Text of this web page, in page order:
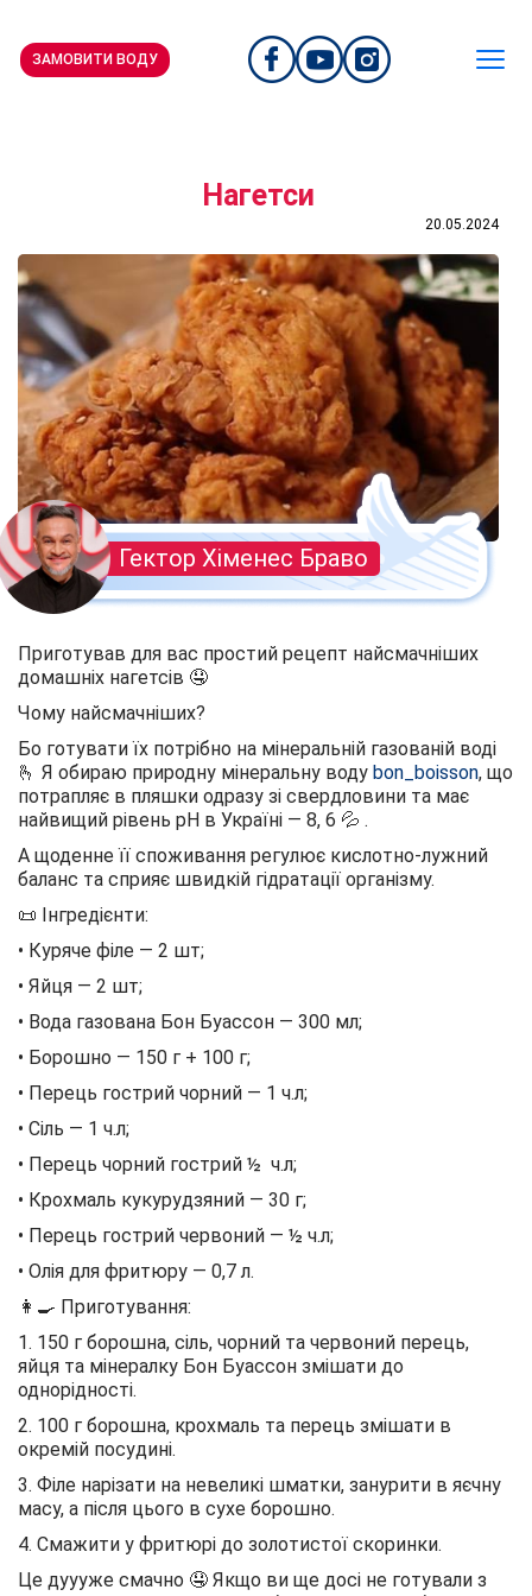
ЗАМОВИТИ ВОДУ
Нагетси
20.05.2024
Гектор Хіменес Браво
Приготував для вас простий рецепт найсмачніших
домашніх нагетсів 🤤
Чому найсмачніших?
Бо готувати їх потрібно на мінеральній газованій воді
🫰 Я обираю природну мінеральну воду bon_boisson, що
потрапляє в пляшки одразу зі свердловини та має
найвищий рівень pH в Україні — 8, 6 💦 .
А щоденне її споживання регулює кислотно-лужний
баланс та сприяє швидкій гідратації організму.
📜 Інгредієнти:
• Куряче філе — 2 шт;
• Яйця — 2 шт;
• Вода газована Бон Буассон — 300 мл;
• Борошно — 150 г + 100 г;
• Перець гострий чорний — 1 ч.л;
• Сіль — 1 ч.л;
• Перець чорний гострий ½ ч.л;
• Крохмаль кукурудзяний — 30 г;
• Перець гострий червоний — ½ ч.л;
• Олія для фритюру — 0,7 л.
👩‍🍳 Приготування:
1. 150 г борошна, сіль, чорний та червоний перець,
яйця та мінералку Бон Буассон змішати до
однорідності.
2. 100 г борошна, крохмаль та перець змішати в
окремій посудині.
3. Філе нарізати на невеликі шматки, занурити в яєчну
масу, а після цього в сухе борошно.
4. Смажити у фритюрі до золотистої скоринки.
Це дуууже смачно 🤤 Якщо ви ще досі не готували з